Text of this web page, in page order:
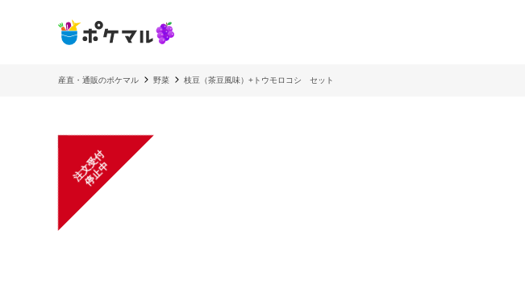
産直・通販のポケマル 野菜 枝豆（茶豆風味）+トウモロコシ セット
注
文
受
付
停
止
中